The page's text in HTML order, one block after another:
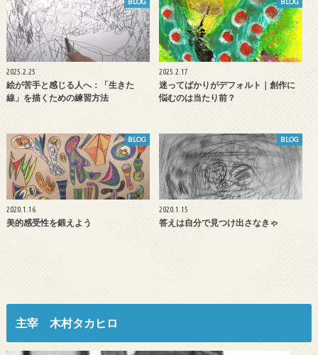
2025.2.25
絵が苦手と感じる人へ：「生きた
線」を描くための練習方法
2025.2.17
迷ってばかりがデフォルト｜創作に
悩むのは当たり前？
BLOG
2020.1.16
美的感受性を鍛えよう
BLOG
2020.1.15
答えは自分で見つけ出さなきゃ
主宰 木村タカヒロ